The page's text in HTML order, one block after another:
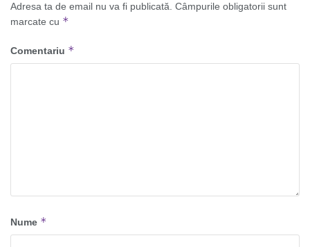
Adresa ta de email nu va fi publicată. Câmpurile obligatorii sunt
marcate cu *
Comentariu *
Nume *